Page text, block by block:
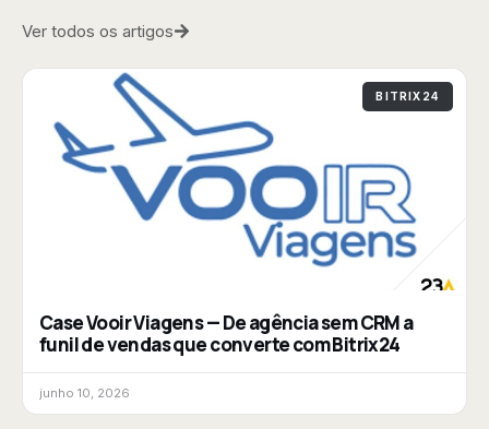
Ver todos os artigos
BITRIX24
Case Vooir Viagens — De agência sem CRM a
funil de vendas que converte com Bitrix24
junho 10, 2026